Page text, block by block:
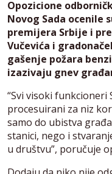
Opozicione
Novog Sada ocenile
premijera Srbije i
Vučevića i
gašenje požara
izazivaju gnev
“Svi visoki funkcioneri
procesuirani za niz
samo do ubistva
stanici, nego i
u društvu”, poručuje